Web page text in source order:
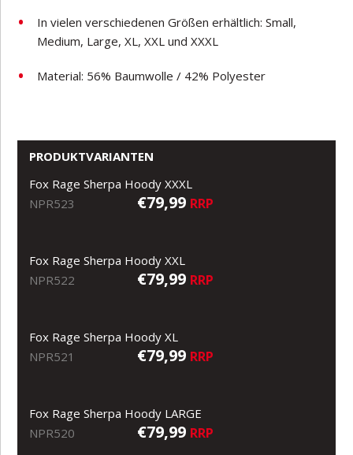
In vielen verschiedenen Größen erhältlich: Small,
Medium, Large, XL, XXL und XXXL
Material: 56% Baumwolle / 42% Polyester
PRODUKTVARIANTEN
Fox Rage Sherpa Hoody XXXL
NPR523
€79,99 RRP
Fox Rage Sherpa Hoody XXL
NPR522
€79,99 RRP
Fox Rage Sherpa Hoody XL
NPR521
€79,99 RRP
Fox Rage Sherpa Hoody LARGE
NPR520
€79,99 RRP